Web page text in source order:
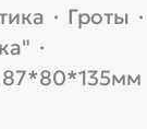
· Гроты ·
·
87*80*135мм